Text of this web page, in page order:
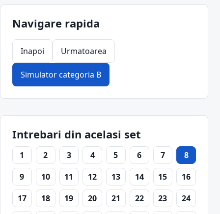
Navigare rapida
Inapoi Urmatoarea
Simulator categoria B
Intrebari din acelasi set
1 2 3 4 5 6 7
8
9
10 11 12 13 14 15
16
17
18 19 20 21 22 23
24